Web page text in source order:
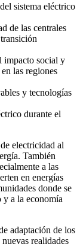
sistema eléctrico
de las centrales
impacto social y
las regiones
y tecnologías
durante el
electricidad al
También
a las
en energías
donde se
y a la economía
adaptación de los
realidades